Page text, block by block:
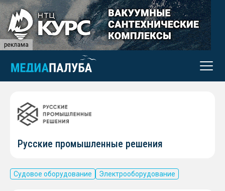
реклама
Русские промышленные решения
Судовое оборудование Электрооборудование